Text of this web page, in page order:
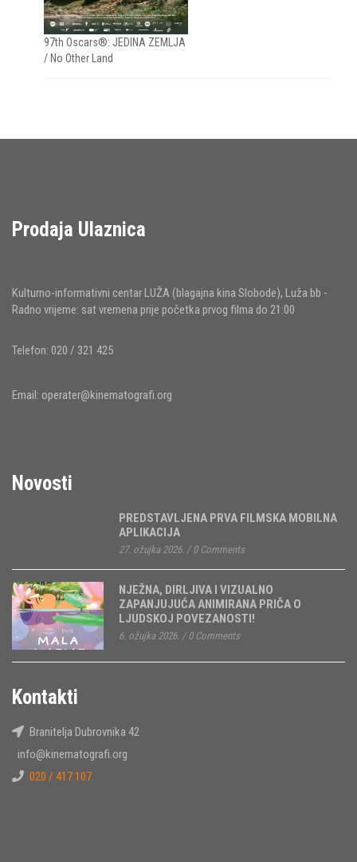
97th Oscars®: JEDINA ZEMLJA
/ No Other Land
Prodaja Ulaznica
Kulturno-informativni centar LUŽA (blagajna kina Slobode), Luža bb -
Radno vrijeme: sat vremena prije početka prvog filma do 21:00
Telefon: 020 / 321 425
Email: operater@kinematografi.org
Novosti
PREDSTAVLJENA PRVA FILMSKA MOBILNA
APLIKACIJA
27. ožujka 2026. / 0 Comments
NJEŽNA, DIRLJIVA I VIZUALNO
ZAPANJUJUĆA ANIMIRANA PRIČA O
LJUDSKOJ POVEZANOSTI!
6. ožujka 2026. / 0 Comments
Kontakti
Branitelja Dubrovnika 42
info@kinematografi.org
020 / 417 107